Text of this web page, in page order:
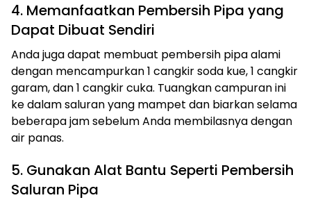
4. Memanfaatkan Pembersih Pipa yang
Dapat Dibuat Sendiri
Anda juga dapat membuat pembersih pipa alami
dengan mencampurkan 1 cangkir soda kue, 1 cangkir
garam, dan 1 cangkir cuka. Tuangkan campuran ini
ke dalam saluran yang mampet dan biarkan selama
beberapa jam sebelum Anda membilasnya dengan
air panas.
5. Gunakan Alat Bantu Seperti Pembersih
Saluran Pipa